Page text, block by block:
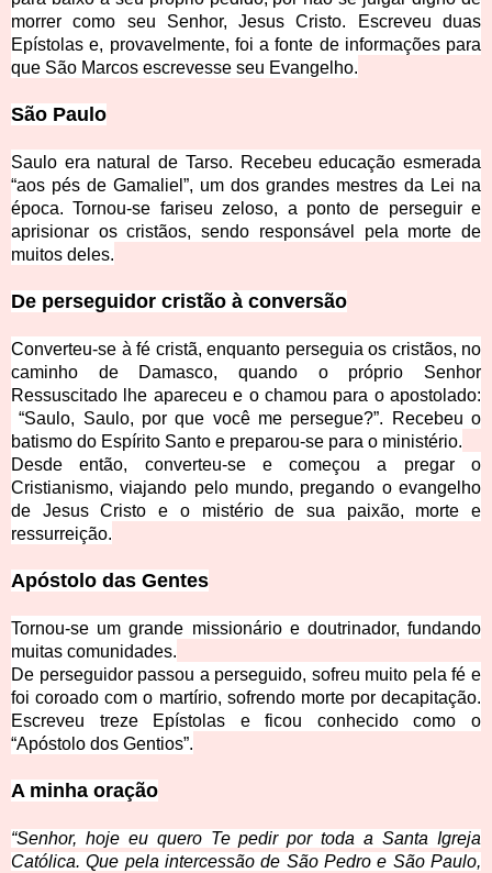
morrer como seu Senhor, Jesus Cristo. Escreveu duas
Epístolas e, provavelmente, foi a fonte de informações para
que São Marcos escrevesse seu Evangelho.
São Paulo
Saulo era natural de Tarso. Recebeu educação esmerada
“aos pés de Gamaliel”, um dos grandes mestres da Lei na
época. Tornou-se fariseu zeloso, a ponto de perseguir e
aprisionar os cristãos, sendo responsável pela morte de
muitos deles.
De perseguidor cristão à conversão
Converteu-se à fé cristã, enquanto perseguia os cristãos, no
caminho de Damasco, quando o próprio Senhor
Ressuscitado lhe apareceu e o chamou para o apostolado:
“Saulo, Saulo, por que você me persegue?”. Recebeu o
batismo do Espírito Santo e preparou-se para o ministério.
Desde então, converteu-se e começou a pregar o
Cristianismo, viajando pelo mundo, pregando o evangelho
de Jesus Cristo e o mistério de sua paixão, morte e
ressurreição.
Apóstolo das Gentes
Tornou-se umgrande missionário e doutrinador, fundando
muitas comunidades.
De perseguidor passou a perseguido, sofreu muito pela fé e
foi coroado com o martírio, sofrendo morte por decapitação.
Escreveu treze Epístolas e ficou conhecido como o
“Apóstolo dos Gentios”.
A minha oração
“Senhor, hoje eu quero Te pedir por toda a Santa Igreja
Católica. Que pela intercessão de São Pedro e São Paulo,